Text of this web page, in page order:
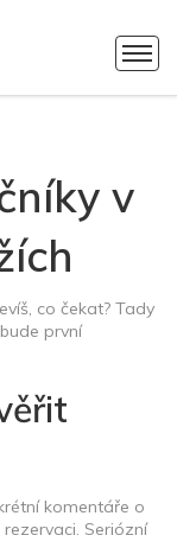
v
co čekat? Tady
první
komentáře o
Seriózní